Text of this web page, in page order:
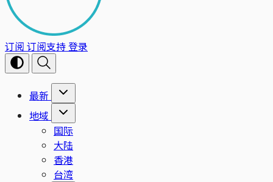
订阅 订阅支持登录
最新
地域
国际
大陆
香港
台湾